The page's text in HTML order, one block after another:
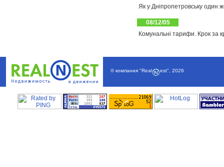
Як у Дніпропетровську один
08/12/05
Комунальні тарифи. Крок за
© компания "Real est" 2026